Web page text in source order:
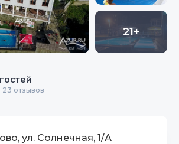
21+
отзывов
ул. Солнечная, 1/А